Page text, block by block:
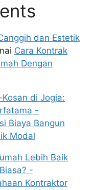
dan Estetik
Cara Kontrak
Dengan
di Jogja:
-
Biaya Bangun
Modal
Lebih Baik
-
Kontraktor